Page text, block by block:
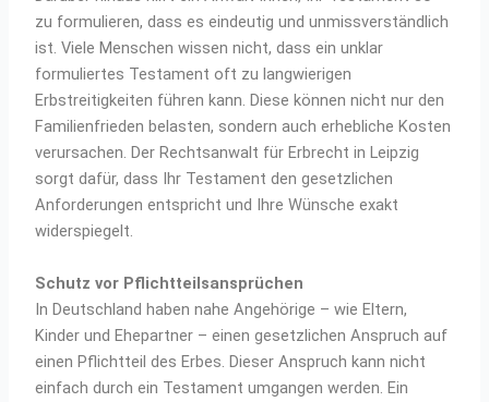
zu formulieren, dass es eindeutig und unmissverständlich
ist. Viele Menschen wissen nicht, dass ein unklar
formuliertes Testament oft zu langwierigen
Erbstreitigkeiten führen kann. Diese können nicht nur den
Familienfrieden belasten, sondern auch erhebliche Kosten
verursachen. Der Rechtsanwalt für Erbrecht in Leipzig
sorgt dafür, dass Ihr Testament den gesetzlichen
Anforderungen entspricht und Ihre Wünsche exakt
widerspiegelt.
Schutz vor Pflichtteilsansprüchen
In Deutschland haben nahe Angehörige – wie Eltern,
Kinder und Ehepartner – einen gesetzlichen Anspruch auf
einen Pflichtteil des Erbes. Dieser Anspruch kann nicht
einfach durch ein Testament umgangen werden. Ein